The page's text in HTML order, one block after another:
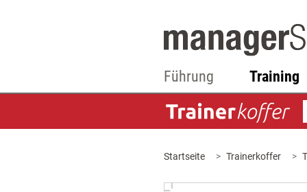
Führung Training
Startseite Trainerkoffer